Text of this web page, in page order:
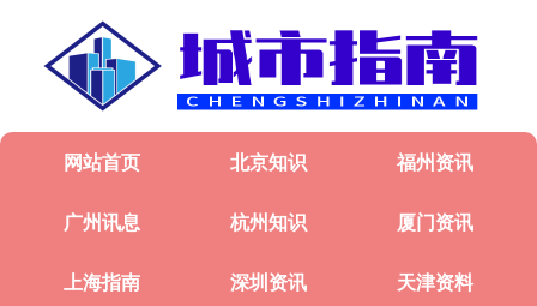
网站首页 北京知识 福州资讯
广州讯息 杭州知识 厦门资讯
上海指南 深圳资讯 天津资料